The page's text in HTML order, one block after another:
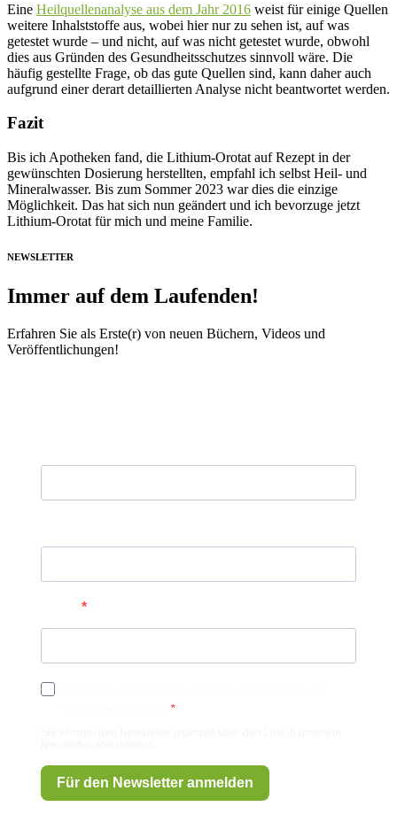
Eine Heilquellenanalyse aus dem Jahr 2016 weist für einige Quellen
weitere Inhalststoffe aus, wobei hier nur zu sehen ist, auf was
getestet wurde – und nicht, auf was nicht getestet wurde, obwohl
dies aus Gründen des Gesundheitsschutzes sinnvoll wäre. Die
häufig gestellte Frage, ob das gute Quellen sind, kann daher auch
aufgrund einer derart detaillierten Analyse nicht beantwortet werden.
Fazit
Bis ich Apotheken fand, die Lithium-Orotat auf Rezept in der
gewünschten Dosierung herstellten, empfahl ich selbst Heil- und
Mineralwasser. Bis zum Sommer 2023 war dies die einzige
Möglichkeit. Das hat sich nun geändert und ich bevorzuge jetzt
Lithium-Orotat für mich und meine Familie.
NEWSLETTER
Immer auf dem Laufenden!
Erfahren Sie als Erste(r) von neuen Büchern, Videos und
Veröffentlichungen!
Für den Newsletter anmelden